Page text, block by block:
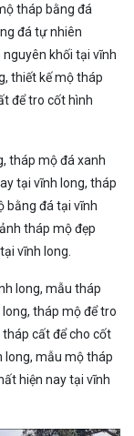
tháp bằng đá
đá tự nhiên
khối tại vĩnh
thiết kế mộ tháp
để tro cốt hình
tháp mộ đá xanh
tại vĩnh long, tháp
bằng đá tại vĩnh
tháp mộ đẹp
vĩnh long.
long, mẫu tháp
tháp mộ để tro
cất để cho cốt
long, mẫu mộ tháp
hiện nay tại vĩnh